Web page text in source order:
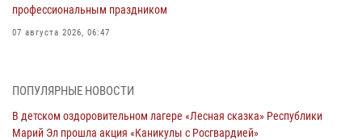
профессиональным праздником
07 августа 2026, 06:47
Всероссийском семинаре в Нижнем Новгороде (видео)
07 августа 2026, 06:25 8 1
ПОПУЛЯРНЫЕ НОВОСТИ
В детском оздоровительном лагере «Лесная сказка» Республики
Марий Эл прошла акция «Каникулы с Росгвардией»